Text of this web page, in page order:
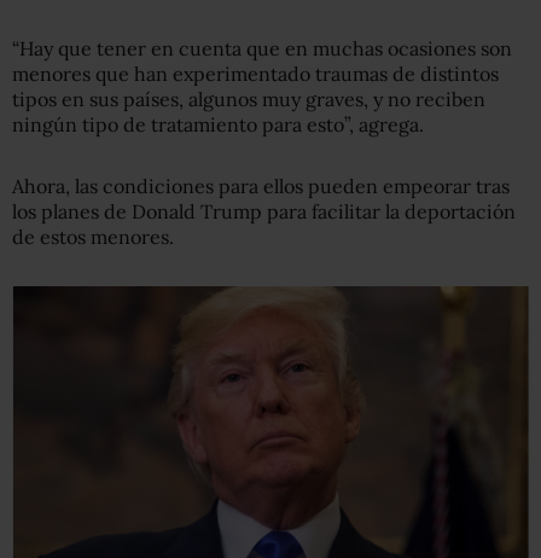
“Hay que tener en cuenta que en muchas ocasiones son
menores que han experimentado traumas de distintos
tipos en sus países, algunos muy graves, y no reciben
ningún tipo de tratamiento para esto”, agrega.
Ahora, las condiciones para ellos pueden empeorar tras
los planes de Donald Trump para facilitar la deportación
de estos menores.